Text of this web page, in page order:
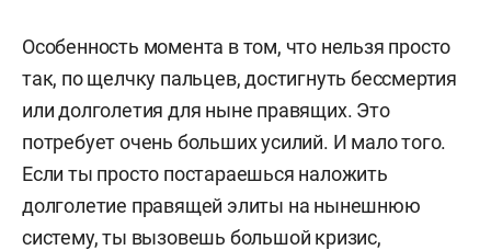
Особенность момента в том, что нельзя просто
так, по щелчку пальцев, достигнуть бессмертия
или долголетия для ныне правящих. Это
потребует очень больших усилий. И мало того.
Если ты просто постараешься наложить
долголетие правящей элиты на нынешнюю
систему, ты вызовешь большой кризис,